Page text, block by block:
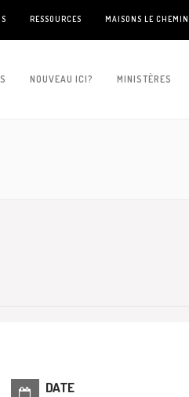
RESSOURCES MAISONS LE CHEMIN
NOUVEAU ICI? MINISTÈRES
DATE